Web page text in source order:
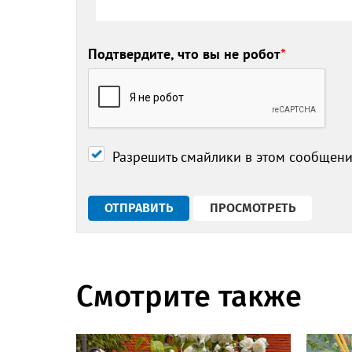
Подтвердите, что вы не робот*
Разрешить смайлики в этом
Смотрите также